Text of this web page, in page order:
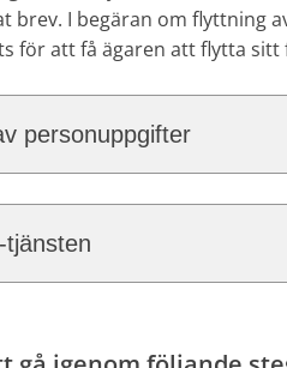
brev. I begäran om flyttning
för att få ägaren att flytta
personuppgifter
tjänsten